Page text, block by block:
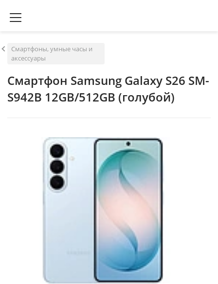
Смартфоны, умные часы и
аксессуары
Смартфон Samsung Galaxy S26 SM-
S942B 12GB/512GB (голубой)